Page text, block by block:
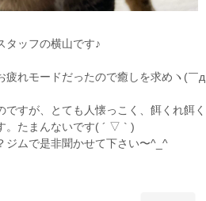
タッフの横山です♪
疲れモードだったので癒しを求めヽ(￣д
すが、とても人懐っこく、餌くれ餌く
。たまんないです( ´ ▽ ` )
ジムで是非聞かせて下さい〜^_^